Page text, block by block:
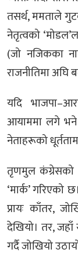
तसर्थ, ममताले
नेतृत्वको
(जो नजिकका
राजनीतिमा अघि
यदि
आयाममा लगे भने
नेताहरूको
तृणमुल कंग्रेसको
‘मार्क’ गरिएको
प्रायः काँतर,
देखियो। तर, जहाँ
गर्दै जोखियो